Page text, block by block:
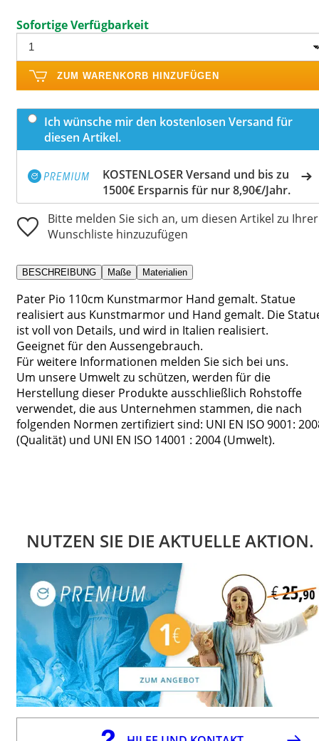
Sofortige Verfügbarkeit
ZUM WARENKORB HINZUFÜGEN
Ich wünsche mir den kostenlosen Versand für
diesen Artikel.
KOSTENLOSER Versand und bis zu
1500€ Ersparnis für nur 8,90€/Jahr.
Bitte melden Sie sich an, um diesen Artikel zu Ihrer
Wunschliste hinzuzufügen
BESCHREIBUNG Maße Materialien
Pater Pio 110cm Kunstmarmor Hand gemalt. Statue
realisiert aus Kunstmarmor und Hand gemalt. Die
ist voll von Details, und wird in Italien realisiert.
Geeignet für den Aussengebrauch.
Für weitere Informationen melden Sie sich bei uns.
Um unsere Umwelt zu schützen, werden für die
Herstellung dieser Produkte ausschließlich Rohstoffe
verwendet, die aus Unternehmen stammen, die nach
folgenden Normen zertifiziert sind: UNI EN ISO 9001:
(Qualität) und UNI EN ISO 14001 : 2004 (Umwelt).
NUTZEN SIE DIE AKTUELLE AKTION.